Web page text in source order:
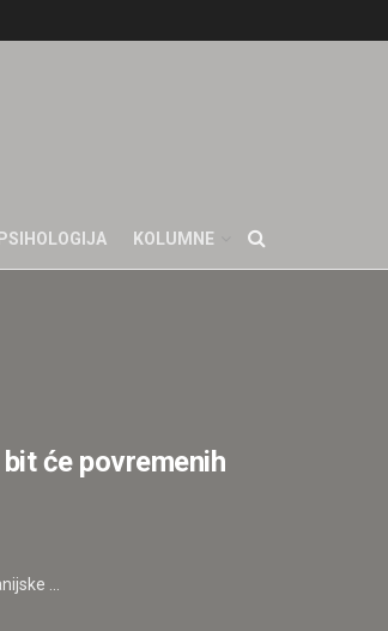
PSIHOLOGIJA KOLUMNE
će povremenih
...